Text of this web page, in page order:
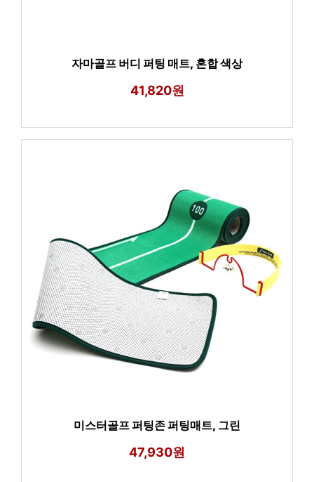
자마골프 버디 퍼팅 매트, 혼합 색상
41,820원
미스터골프 퍼팅존 퍼팅매트, 그린
47,930원